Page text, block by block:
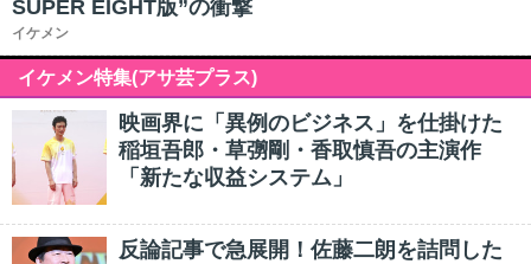
SUPER EIGHT版”の衝撃
イケメン
イケメン特集(アサ芸プラス)
映画界に「異例のビジネス」を仕掛けた
稲垣吾郎・草彅剛・香取慎吾の主演作
「新たな収益システム」
反論記事で急展開！佐藤二朗を詰問した